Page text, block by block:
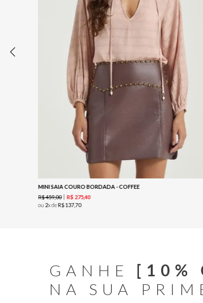
MINI SAIA COURO BORDADA - COFFEE
R$459,00 R$ 275,40
ou 2x deR$137,70
GANHE [10%
NA SUA